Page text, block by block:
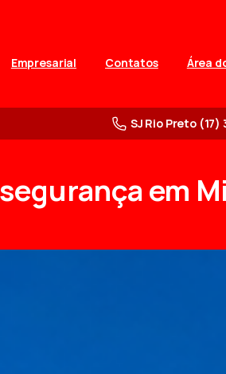
Empresarial Contatos Área
SJ Rio Preto (17)
segurança em